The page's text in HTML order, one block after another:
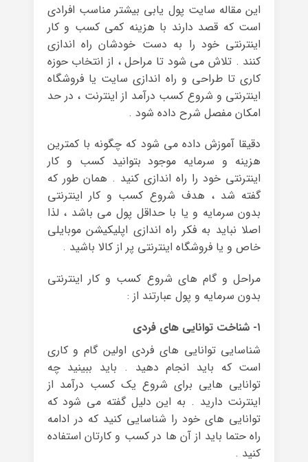
این مقاله سایت پول یابی بیشتر مناسب افرادی
است که قصد دارند با هزینه کمی کسب و کار
اینترنتی خود را به دست خودشان راه اندازی
کنند . تلاش می شود تا مراحل ، از انتخاب حوزه
کاری تا طراحی و راه اندازی سایت یا فروشگاه
اینترنتی و شروع کسب درآمد از اینترنت ، در حد
امکان مفصل شرح داده شود .
دقیقا آموزش داده می شود که چگونه با کمترین
هزینه و سرمایه موجود بتوانید کسب و کار
اینترنتی خود را راه اندازی کنید . همان طور که
گفته شد ، هدف شروع کسب و کار اینترنتی
بدون سرمایه و یا با حداقل پول می باشد ، لذا
اصلا نباید به فکر راه اندازی اپلیکیشن موبایلی
خاص و یا فروشگاه اینترنتی پر از کالا باشید .
مراحل و گام های شروع کسب و کار اینترنتی
بدون سرمایه و پول عبارتند از :
۱- شناخت توانایی های فردی
شناسایی توانایی های فردی اولین گام و کاری
است که باید انجام دهید . باید ببینید چه
توانایی هایی برای شروع یک کسب درآمد از
اینترنت دارید . به این دلیل گفته می شود که
توانایی های خود را شناسایی کنید که در ادامه
راه حتما باید از آن ها در کسب و کارتان استفاده
کنید .